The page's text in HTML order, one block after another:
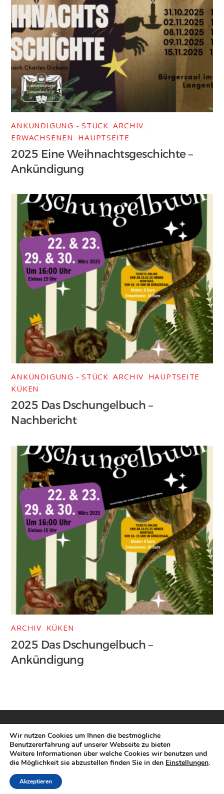
ANKÜNDIGUNG - STÜCK ,ARCHIV
ERWACHSENEN
HAUPTSEITE
2025 Eine Weihnachtsgeschichte –
Ankündigung
ANKÜNDIGUNG - STÜCK ,ARCHIV HAUPTSEITE
KÜKEN
2025 Das Dschungelbuch –
Nachbericht
ARCHIV KÜKEN
2025 Das Dschungelbuch –
Ankündigung
©Laienspielgruppe Langenbach2018
Wir nutzen Cookies um Ihnen die bestmögliche
Benutzererfahrung auf unserer Webseite zu bieten
Weitere Informationen über welche Cookies wir benutzen und
die Möglichkeit sie abzustellen finden Sie in den Einstellungen.
Akzeptieren